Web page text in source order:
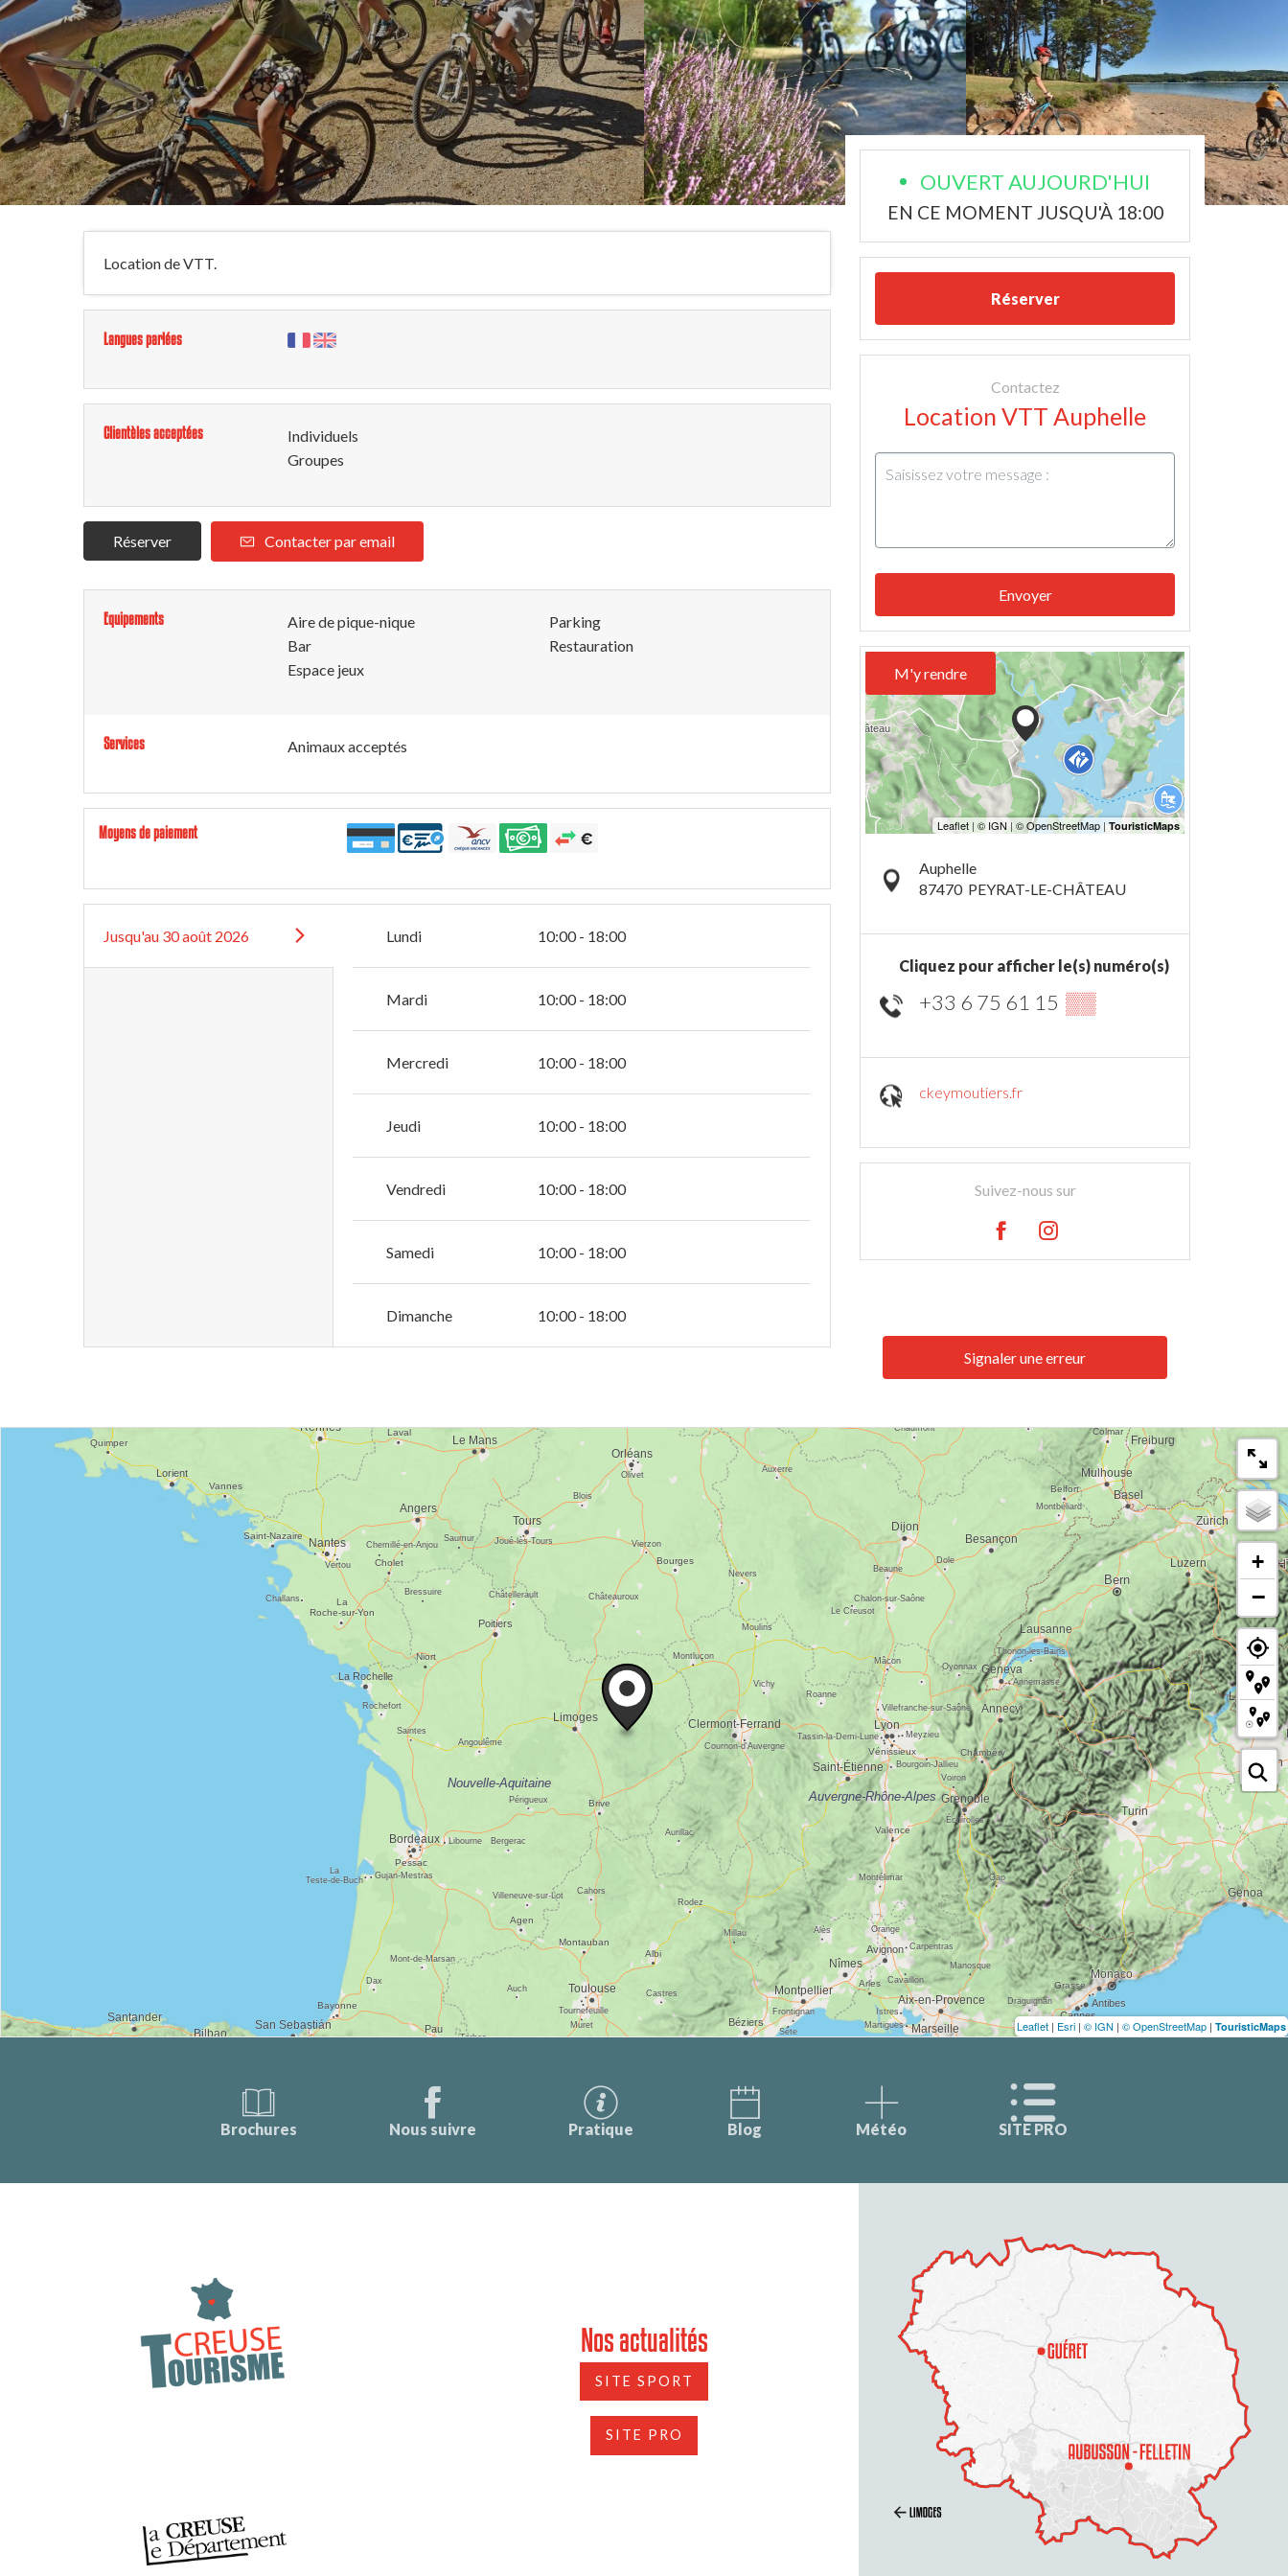
Location de VTT.
Langues parlées
Clientèles acceptées
Individuels
Groupes
Réserver Contacter par email
Equipements
Aire de pique-nique
Bar
Espace jeux
Parking
Restauration
Services Animaux acceptés
Moyens de paiement
Jusqu'au 30 août 2026 Lundi 10:00 - 18:00
Mardi 10:00 - 18:00
Mercredi 10:00 - 18:00
Jeudi 10:00 - 18:00
Vendredi 10:00 - 18:00
Samedi 10:00 - 18:00
Dimanche 10:00 - 18:00
OUVERT AUJOURD'HUI
EN CE MOMENT JUSQU'À 18:00
Réserver
Contactez
Location VTT Auphelle
Envoyer
M'y rendre
Auphelle
87470 PEYRAT-LE-CHÂTEAU
Cliquez pour afficher le(s) numéro(s)
+33 6 75 61 15 ▒▒
ckeymoutiers.fr
Suivez-nous sur
Signaler une erreur
+
−
Leaflet | Esri | © IGN | © OpenStreetMap | TouristicMaps
Brochures Nous suivre Pratique Blog Météo SITE PRO
Nos actualités
SITE SPORT
SITE PRO